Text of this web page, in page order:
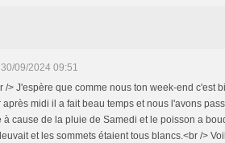
30/09/2024 09:51
/> J'espère que comme nous ton week-end c'est
après midi il a fait beau temps et nous l'avons
à cause de la pluie de Samedi et le poisson a
et les sommets étaient tous blancs.<br />